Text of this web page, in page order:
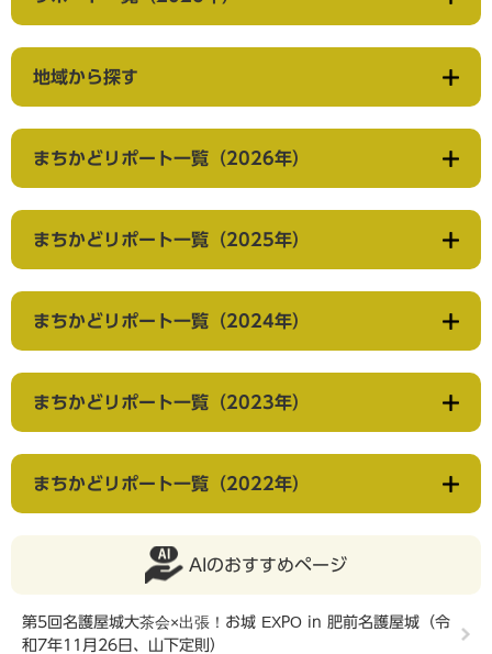
地域から探す
まちかどリポート一覧（2026年）
まちかどリポート一覧（2025年）
まちかどリポート一覧（2024年）
まちかどリポート一覧（2023年）
まちかどリポート一覧（2022年）
AIのおすすめページ
第5回名護屋城大茶会×出張！お城 EXPO in 肥前名護屋城（令
和7年11月26日、山下定則）